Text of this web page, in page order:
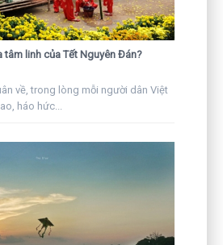
tâm linh của Tết Nguyên Đán?
về, trong lòng mỗi người dân Việt
háo hức...